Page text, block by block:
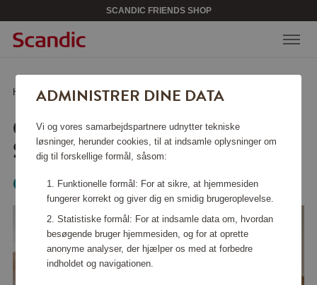
SCANDIC FRIENDS SHOP
Hjem /Tasker & tilbehør/ Rejsetilbehør/ Organisationsboks Sort
ORGANISATIONSBOKS
SORT
Organista
ADMINISTRER DINE DATA
Vi og vores samarbejdspartnere udnytter tekniske
løsninger, herunder cookies, til at indsamle oplysninger om
dig til forskellige formål, såsom:
Funktionelle formål: For at sikre, at hjemmesiden
fungerer korrekt og giver dig en smidig brugeroplevelse.
Statistiske formål: For at indsamle data om, hvordan
besøgende bruger hjemmesiden, og for at oprette
anonyme analyser, der hjælper os med at forbedre
indholdet og navigationen.